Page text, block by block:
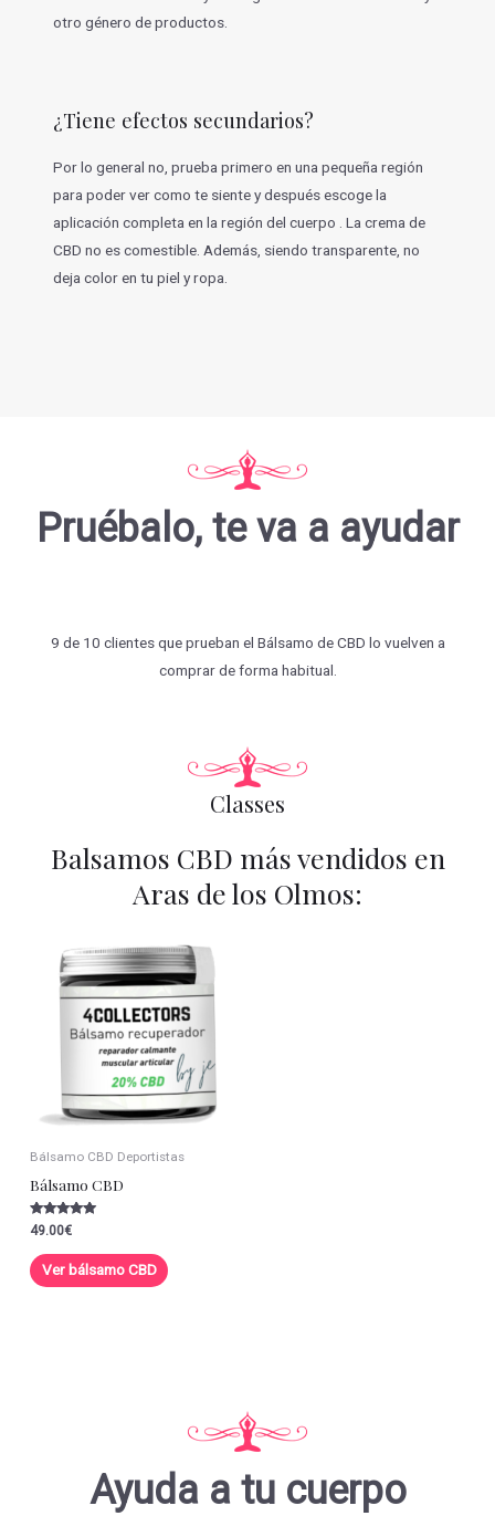
otro género de productos.
¿Tiene efectos secundarios?
Por lo general no, prueba primero en una pequeña región
para poder ver como te siente y después escoge la
aplicación completa en la región del cuerpo . La crema de
CBD no es comestible. Además, siendo transparente, no
deja color en tu piel y ropa.
Pruébalo, te va a ayudar
9 de 10 clientes que prueban el Bálsamo de CBD lo vuelven a
comprar de forma habitual.
Classes
Balsamos CBD más vendidos en
Aras de los Olmos:
Bálsamo CBD Deportistas
Bálsamo CBD
Valorado con
5.00
de 5
49.00€
Ver bálsamo CBD
Ayuda a tu cuerpo